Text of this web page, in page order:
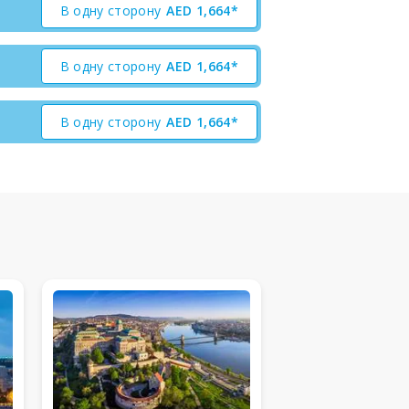
В одну сторону AED 1,664*
В одну сторону AED 1,664*
В одну сторону AED 1,664*